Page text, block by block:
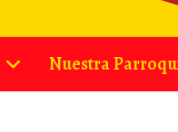
Nuestra